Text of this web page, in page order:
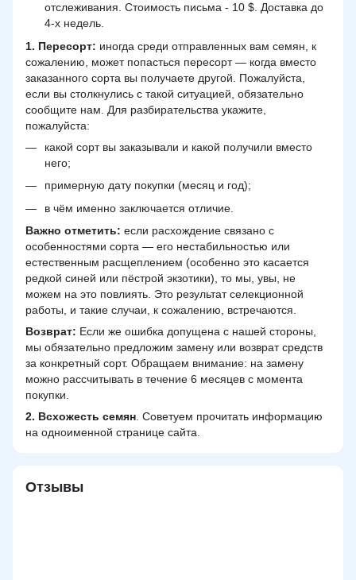
отслеживания. Стоимость письма - 10 $. Доставка до
4-х недель.
1. Пересорт: иногда среди отправленных вам семян, к
сожалению, может попасться пересорт — когда вместо
заказанного сорта вы получаете другой. Пожалуйста,
если вы столкнулись с такой ситуацией, обязательно
сообщите нам. Для разбирательства укажите,
пожалуйста:
какой сорт вы заказывали и какой получили вместо
него;
примерную дату покупки (месяц и год);
в чём именно заключается отличие.
Важно отметить: если расхождение связано с
особенностями сорта — его нестабильностью или
естественным расщеплением (особенно это касается
редкой синей или пёстрой экзотики), то мы, увы, не
можем на это повлиять. Это результат селекционной
работы, и такие случаи, к сожалению, встречаются.
Возврат: Если же ошибка допущена с нашей стороны,
мы обязательно предложим замену или возврат средств
за конкретный сорт. Обращаем внимание: на замену
можно рассчитывать в течение 6 месяцев с момента
покупки.
2. Всхожесть семян . Советуем прочитать информацию
на одноименной странице сайта.
Отзывы